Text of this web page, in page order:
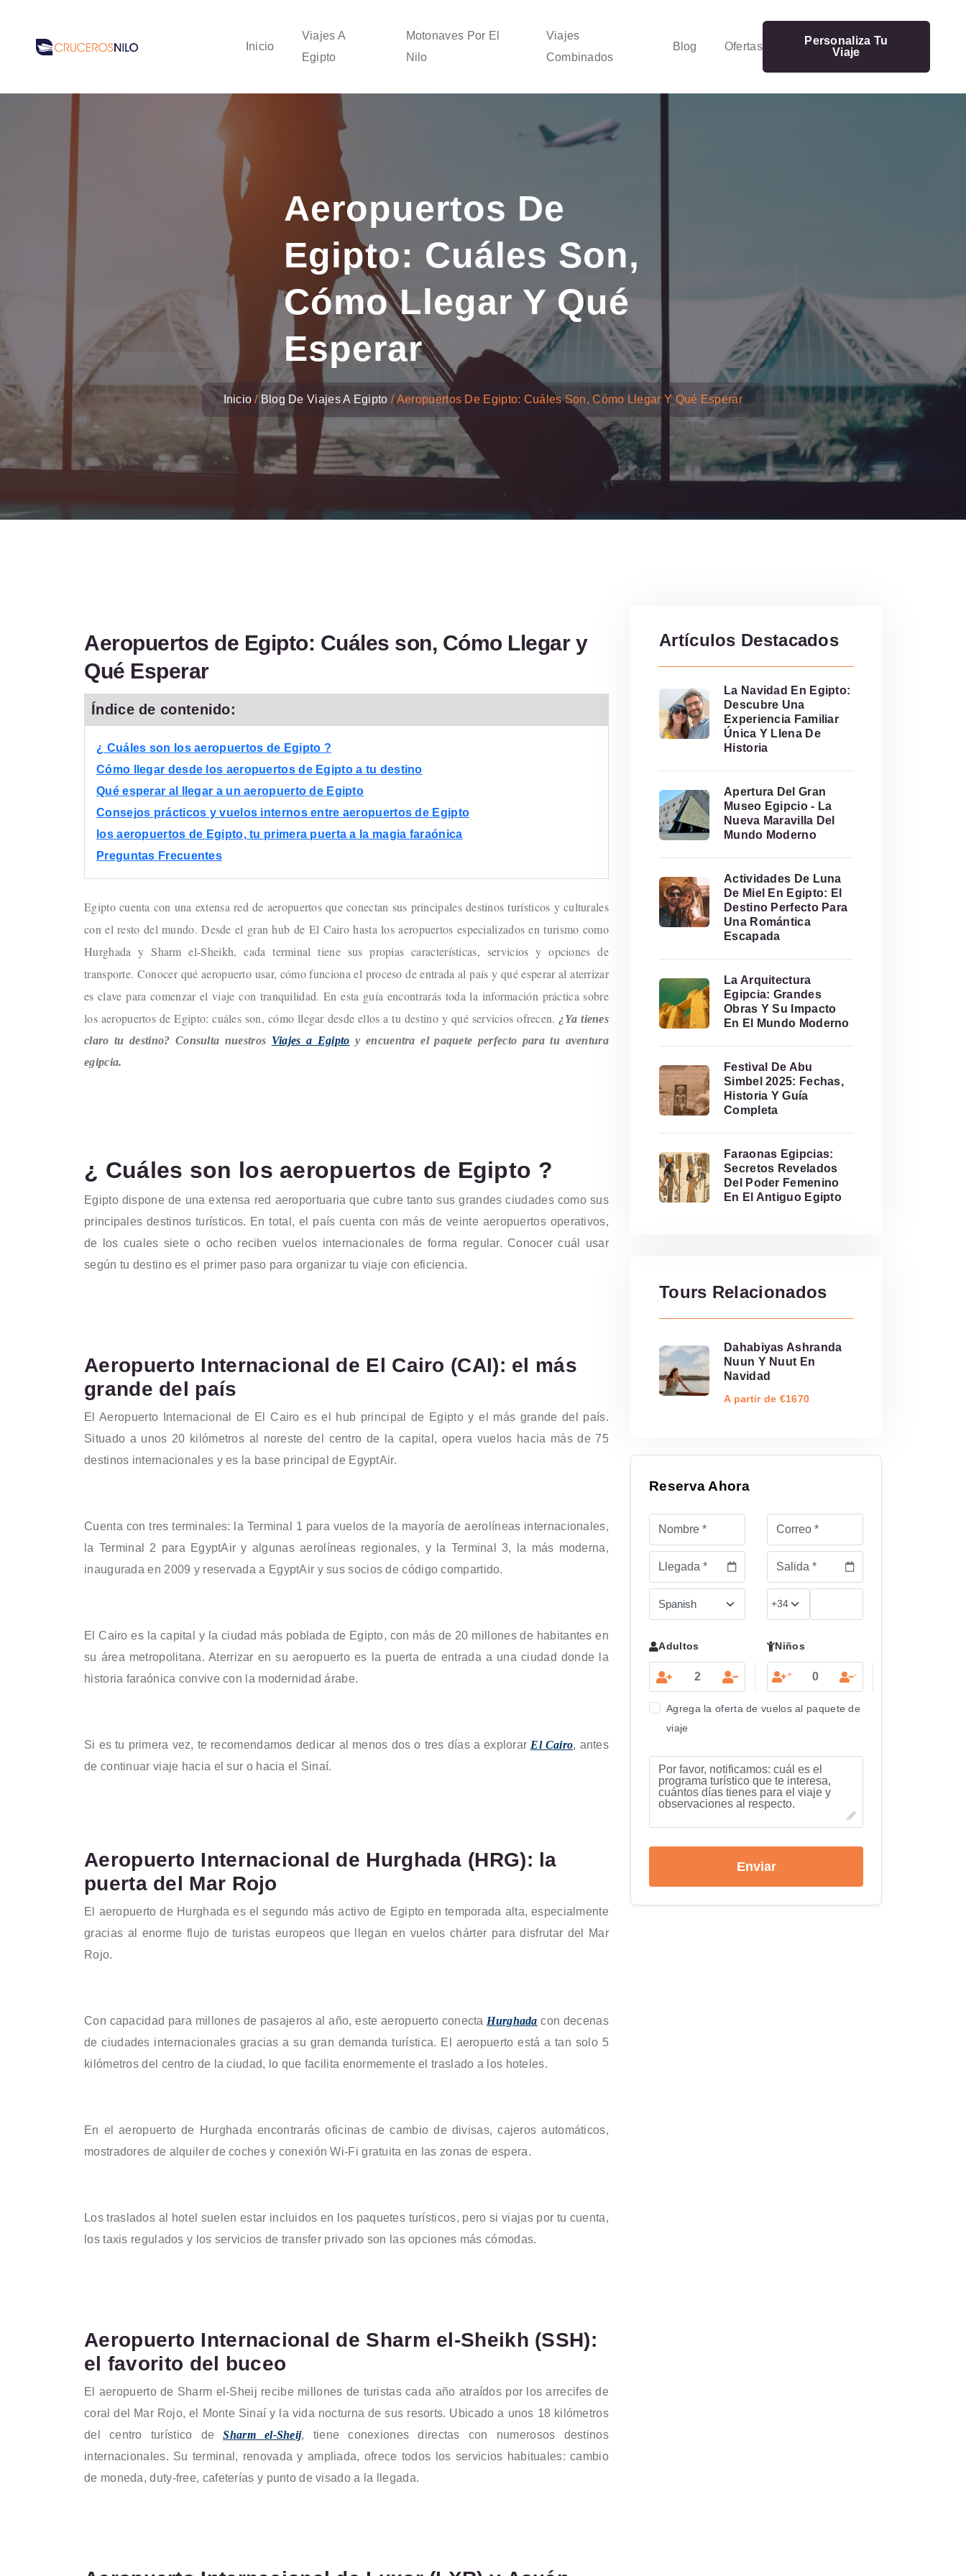
Inicio
Viajes A
Egipto
Motonaves Por El
Nilo
Viajes
Combinados
Blog Ofertas
Personaliza Tu
Viaje
Aeropuertos De
Egipto: Cuáles Son,
Cómo Llegar Y Qué
Esperar
Inicio Blog De Viajes A Egipto Aeropuertos De Egipto: Cuáles Son, Cómo Llegar Y Qué Esperar
Aeropuertos de Egipto: Cuáles son, Cómo Llegar y
Qué Esperar
Índice de contenido:
¿ Cuáles son los aeropuertos de Egipto ?
Cómo llegar desde los aeropuertos de Egipto a tu destino
Qué esperar al llegar a un aeropuerto de Egipto
Consejos prácticos y vuelos internos entre aeropuertos de Egipto
los aeropuertos de Egipto, tu primera puerta a la magia faraónica
Preguntas Frecuentes
Egipto cuenta con una extensa red de aeropuertos que conectan sus principales destinos turísticos y culturales
con el resto del mundo. Desde el gran hub de El Cairo hasta los aeropuertos especializados en turismo como
Hurghada y Sharm el-Sheikh, cada terminal tiene sus propias características, servicios y opciones de
transporte. Conocer qué aeropuerto usar, cómo funciona el proceso de entrada al país y qué esperar al aterrizar
es clave para comenzar el viaje con tranquilidad. En esta guía encontrarás toda la información práctica sobre
los aeropuertos de Egipto: cuáles son, cómo llegar desde ellos a tu destino y qué servicios ofrecen. ¿Ya tienes
claro tu destino? Consulta nuestros Viajes a Egipto y encuentra el paquete perfecto para tu aventura
egipcia.
¿ Cuáles son los aeropuertos de Egipto ?
Egipto dispone de una extensa red aeroportuaria que cubre tanto sus grandes ciudades como sus
principales destinos turísticos. En total, el país cuenta con más de veinte aeropuertos operativos,
de los cuales siete o ocho reciben vuelos internacionales de forma regular. Conocer cuál usar
según tu destino es el primer paso para organizar tu viaje con eficiencia.
Aeropuerto Internacional de El Cairo (CAI): el más
grande del país
El Aeropuerto Internacional de El Cairo es el hub principal de Egipto y el más grande del país.
Situado a unos 20 kilómetros al noreste del centro de la capital, opera vuelos hacia más de 75
destinos internacionales y es la base principal de EgyptAir.
Cuenta con tres terminales: la Terminal 1 para vuelos de la mayoría de aerolíneas internacionales,
la Terminal 2 para EgyptAir y algunas aerolíneas regionales, y la Terminal 3, la más moderna,
inaugurada en 2009 y reservada a EgyptAir y sus socios de código compartido.
El Cairo es la capital y la ciudad más poblada de Egipto, con más de 20 millones de habitantes en
su área metropolitana. Aterrizar en su aeropuerto es la puerta de entrada a una ciudad donde la
historia faraónica convive con la modernidad árabe.
Si es tu primera vez, te recomendamos dedicar al menos dos o tres días a explorar El Cairo, antes
de continuar viaje hacia el sur o hacia el Sinaí.
Aeropuerto Internacional de Hurghada (HRG): la
puerta del Mar Rojo
El aeropuerto de Hurghada es el segundo más activo de Egipto en temporada alta, especialmente
gracias al enorme flujo de turistas europeos que llegan en vuelos chárter para disfrutar del Mar
Rojo.
Con capacidad para millones de pasajeros al año, este aeropuerto conecta Hurghada con decenas
de ciudades internacionales gracias a su gran demanda turística. El aeropuerto está a tan solo 5
kilómetros del centro de la ciudad, lo que facilita enormemente el traslado a los hoteles.
En el aeropuerto de Hurghada encontrarás oficinas de cambio de divisas, cajeros automáticos,
mostradores de alquiler de coches y conexión Wi-Fi gratuita en las zonas de espera.
Los traslados al hotel suelen estar incluidos en los paquetes turísticos, pero si viajas por tu cuenta,
los taxis regulados y los servicios de transfer privado son las opciones más cómodas.
Aeropuerto Internacional de Sharm el-Sheikh (SSH):
el favorito del buceo
El aeropuerto de Sharm el-Sheij recibe millones de turistas cada año atraídos por los arrecifes de
coral del Mar Rojo, el Monte Sinaí y la vida nocturna de sus resorts. Ubicado a unos 18 kilómetros
del centro turístico deSharm el-Sheij, tiene conexiones directas con numerosos destinos
internacionales. Su terminal, renovada y ampliada, ofrece todos los servicios habituales: cambio
de moneda, duty-free, cafeterías y punto de visado a la llegada.
Artículos Destacados
La Navidad En Egipto:
Descubre Una
Experiencia Familiar
Única Y Llena De
Historia
Apertura Del Gran
Museo Egipcio - La
Nueva Maravilla Del
Mundo Moderno
Actividades De Luna
De Miel En Egipto: El
Destino Perfecto Para
Una Romántica
Escapada
La Arquitectura
Egipcia: Grandes
Obras Y Su Impacto
En El Mundo Moderno
Festival De Abu
Simbel 2025: Fechas,
Historia Y Guía
Completa
Faraonas Egipcias:
Secretos Revelados
Del Poder Femenino
En El Antiguo Egipto
Tours Relacionados
Dahabiyas Ashranda
Nuun Y Nuut En
Navidad
A partir de €1670
Reserva Ahora
Adultos Niños
+ -
Agrega la oferta de vuelos al paquete de
viaje
Enviar